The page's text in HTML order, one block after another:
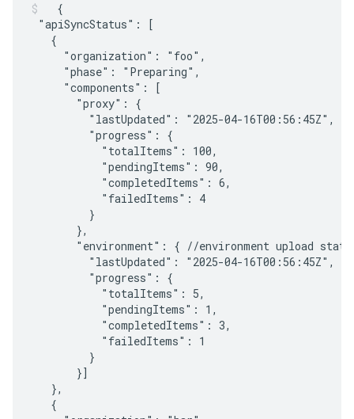
  {
"apiSyncStatus": [
   {
     "organization": "foo",
     "phase": "Preparing",
     "components": [
       "proxy": {
         "lastUpdated": "2025-04-16T00:56:45Z",
         "progress": {
           "totalItems": 100,
           "pendingItems": 90,
           "completedItems": 6,
           "failedItems": 4
         }
       },
"environment": { //environment upload
         "lastUpdated": "2025-04-16T00:56:45Z",
         "progress": {
           "totalItems": 5,
           "pendingItems": 1,
           "completedItems": 3,
           "failedItems": 1
         }
       }]
   },
   {